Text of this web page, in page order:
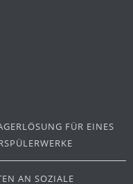
FÜR EINES
AN SOZIALE